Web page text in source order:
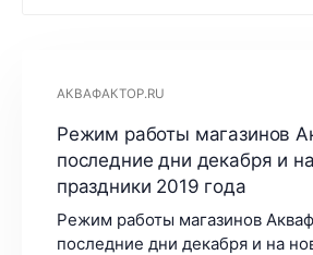
АКВАФАКТОР.RU
Режим работы магазинов
последние дни декабря и
праздники 2019 года
Режим работы магазинов
последние дни декабря и на